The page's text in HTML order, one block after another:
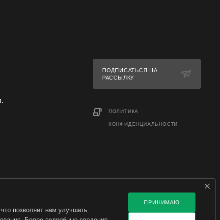
ПОДПИСАТЬСЯ НА
РАССЫЛКУ
ПОЛИТИКА
КОНФИДЕНЦИАЛЬНОСТИ
позволяет нам улучшать
ПРИНИМАЮ